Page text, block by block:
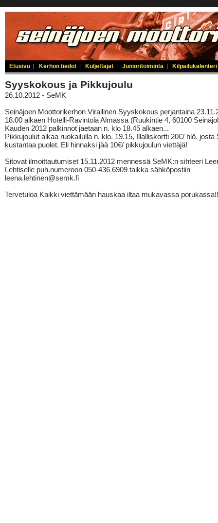
Etusivu | Kerhon tiedot | Kuljettajat | Junioritoiminta | Kilpailukalenteri
Syyskokous ja Pikkujoulu
26.10.2012 - SeMK
Seinäjoen Moottorikerhon Virallinen Syyskokous perjantaina
18.00 alkaen Hotelli-Ravintola Almassa (Ruukintie 4, 60100
Kauden 2012 palkinnot jaetaan n. klo 18.45 alkaen...
Pikkujoulut alkaa ruokailulla n. klo. 19.15, Illalliskortti 20€/ hlö. josta
kustantaa puolet. Eli hinnaksi jää 10€/ pikkujoulun viettäjä!
Sitovat ilmoittautumiset 15.11.2012 mennessä SeMK:n sihteeri
Lehtiselle puh.numeroon 050-436 6909 taikka sähköpostiin
leena.lehtinen@semk.fi
Tervetuloa Kaikki viettämään hauskaa iltaa mukavassa